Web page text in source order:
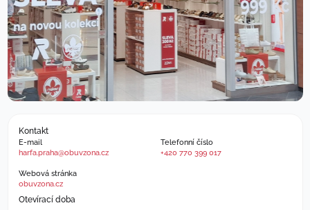
Kontakt
E-mail
harfa.praha@obuvzona.cz
Telefonní číslo
+420 770 399 017
Webová stránka
obuvzona.cz
Otevírací doba